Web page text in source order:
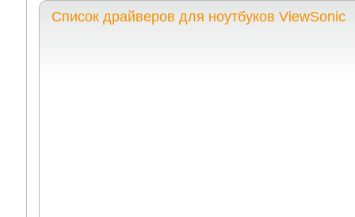
Список драйверов для ноутбуков ViewSonic